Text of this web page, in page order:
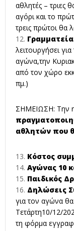
αθλητές – τριες
αγόρι και το
τρεις πρώτοι θα
λειτουργήσει
αγώνα,την
από τον χώρο
πμ.)
ΣΗΜΕΙΩΣΗ: Την
αθλητών που
Κόστος
Αγώνας 10
Παιδικός
Δηλώσεις
για τον αγώνα θα
Τετάρτη10/12/
τη φόρμα